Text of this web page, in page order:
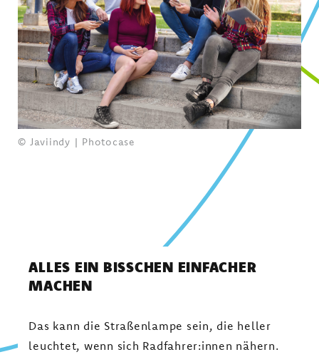
© Javiindy | Photocase
ALLES EIN BISSCHEN EINFACHER
MACHEN
Das kann die Straßenlampe sein, die heller
leuchtet, wenn sich Radfahrer:innen nähern.